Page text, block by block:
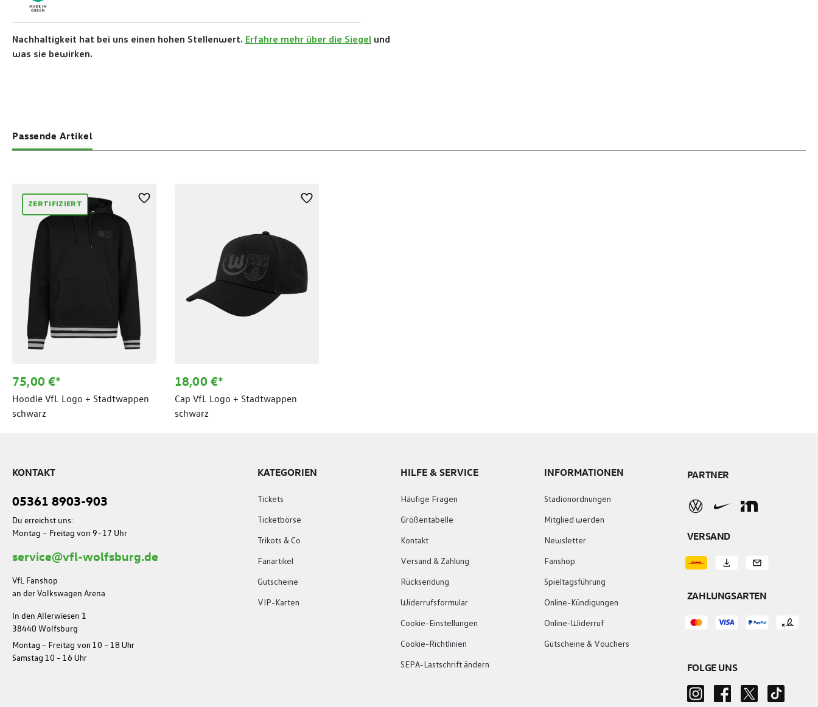
Nachhaltigkeit hat bei uns einen hohen Stellenwert. Erfahre mehr über die Siegel
und
was sie bewirken.
Passende Artikel
ZERTIFIZIERT
75,00 €*
Hoodie VfL Logo + Stadtwappen
schwarz
18,00 €*
Cap VfL Logo + Stadtwappen
schwarz
KONTAKT
05361 8903-903
Du erreichst uns:
Montag – Freitag von 9–17 Uhr
service@vfl-wolfsburg.de
VfL Fanshop
an der Volkswagen Arena
In den Allerwiesen 1
38440 Wolfsburg
Montag – Freitag von 10 – 18 Uhr
Samstag 10 – 16 Uhr
KATEGORIEN
Tickets
Ticketbörse
Trikots & Co
Fanartikel
Gutscheine
VIP-Karten
HILFE & SERVICE
Häufige Fragen
Größentabelle
Kontakt
Versand & Zahlung
Rücksendung
Widerrufsformular
Cookie-Einstellungen
Cookie-Richtlinien
SEPA-Lastschrift ändern
INFORMATIONEN
Stadionordnungen
Mitglied werden
Newsletter
Fanshop
Spieltagsführung
Online-Kündigungen
Online-Widerruf
Gutscheine & Vouchers
PARTNER
VERSAND
ZAHLUNGSARTEN
FOLGE UNS